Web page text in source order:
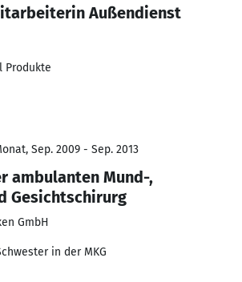
Außendienst
Produkte
Sep. 2009 - Sep. 2013
ambulanten Mund-,
Gesichtschirurg
GmbH
in der MKG